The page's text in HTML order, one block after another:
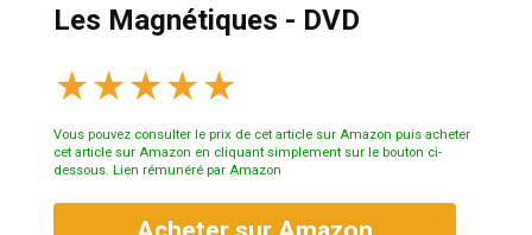
Les Magnétiques - DVD
★★★★★
Vous pouvez consulter le prix de cet article sur Amazon puis acheter
cet article sur Amazon en cliquant simplement sur le bouton ci-
dessous. Lien rémunéré par Amazon